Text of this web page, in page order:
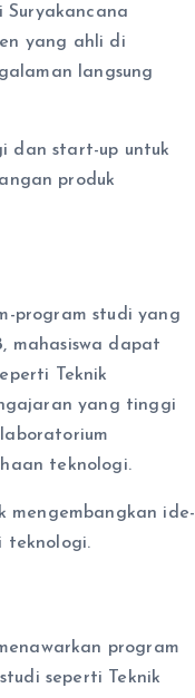
Suryakancana
yang ahli di
langsung
dan start-up untuk
produk
program studi yang
, mahasiswa dapat
Teknik
yang tinggi
teknologi.
mengembangkan ide-
teknologi.
program
seperti Teknik